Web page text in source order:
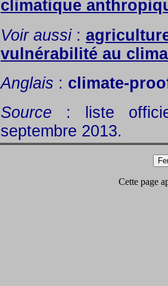
climatique
Voir aussi:
vulnérabilité au
Anglais : climate-
Source : liste
septembre 2013.
Cette page